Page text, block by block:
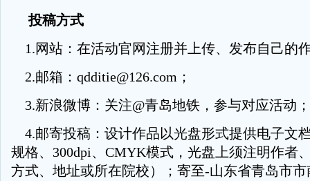
投稿方式
1.网站：在活动官网注册并上传、发布自己的
2.邮箱：qdditie@126.com；
3.新浪微博：关注@青岛地铁，参与对应活动；
4.邮寄投稿：设计作品以光盘形式提供电子文
规格、300dpi、CMYK模式，光盘上须注明作者
方式、地址或所在院校）；寄至-山东省青岛市